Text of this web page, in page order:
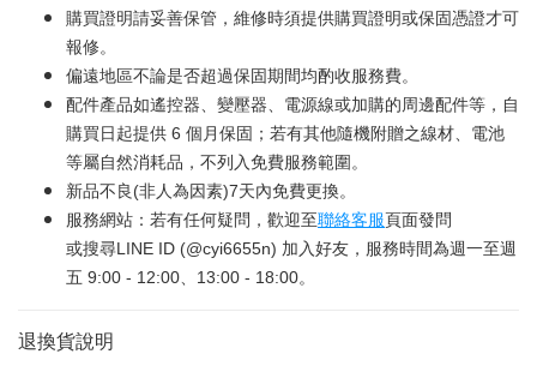
購買證明請妥善保管，維修時須提供購買證明或保固憑證才可
報修。
偏遠地區不論是否超過保固期間均酌收服務費。
配件產品如遙控器、變壓器、電源線或加購的周邊配件等，自
購買日起提供 6 個月保固；若有其他隨機附贈之線材、電池
等屬自然消耗品，不列入免費服務範圍。
新品不良(非人為因素)7天內免費更換。
服務網站：若有任何疑問，歡迎至聯絡客服頁面發問
或搜尋LINE ID (@cyi6655n) 加入好友，服務時間為週一至週
五 9:00 - 12:00、13:00 - 18:00。
退換貨說明